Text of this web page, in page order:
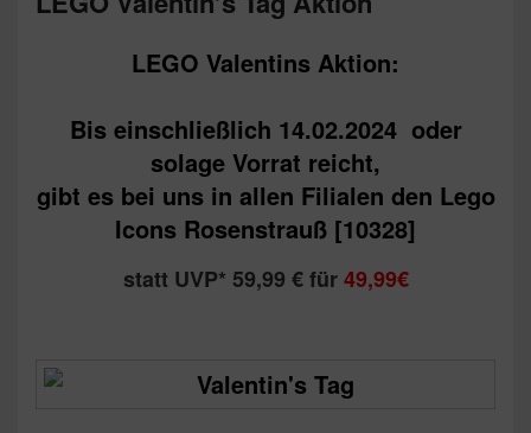
LEGO Valentins Aktion:
Bis einschließlich 14.02.2024 oder
solage Vorrat reicht,
gibt es bei uns in allen Filialen den Lego
Icons Rosenstrauß [10328]
statt UVP* 59,99 € für49,99€